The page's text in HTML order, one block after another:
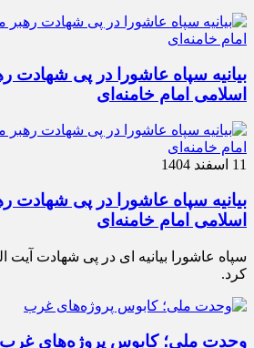
بیانیه سپاه عاشورا در پی شهادت
اسلامی امام خامنه‌ای
11 اسفند 1404
بیانیه سپاه عاشورا در پی شهادت
اسلامی امام خامنه‌ای
سپاه عاشورا بیانیه ای در پی شهادت آیت
کرد.
وحدت ملی؛ کابوس پروژه‌های غرب